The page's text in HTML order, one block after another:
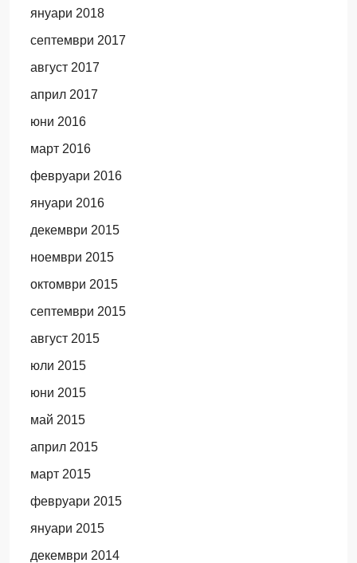
януари 2018
септември 2017
август 2017
април 2017
юни 2016
март 2016
февруари 2016
януари 2016
декември 2015
ноември 2015
октомври 2015
септември 2015
август 2015
юли 2015
юни 2015
май 2015
април 2015
март 2015
февруари 2015
януари 2015
декември 2014